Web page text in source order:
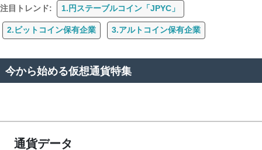
注目トレンド: 1.円ステーブルコイン「JPYC」
2.ビットコイン保有企業 3.アルトコイン保有企業
今から始める仮想通貨特集
通貨データ